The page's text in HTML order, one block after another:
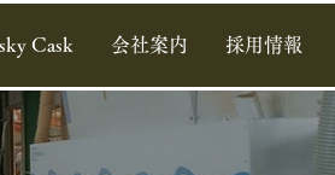
Cask 会社案内 採用情報